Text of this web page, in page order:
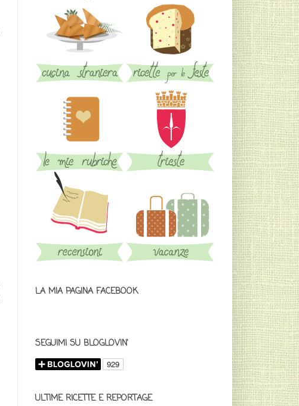
LA MIA PAGINA FACEBOOK
SEGUIMI SU BLOGLOVIN'
ULTIME RICETTE E REPORTAGE